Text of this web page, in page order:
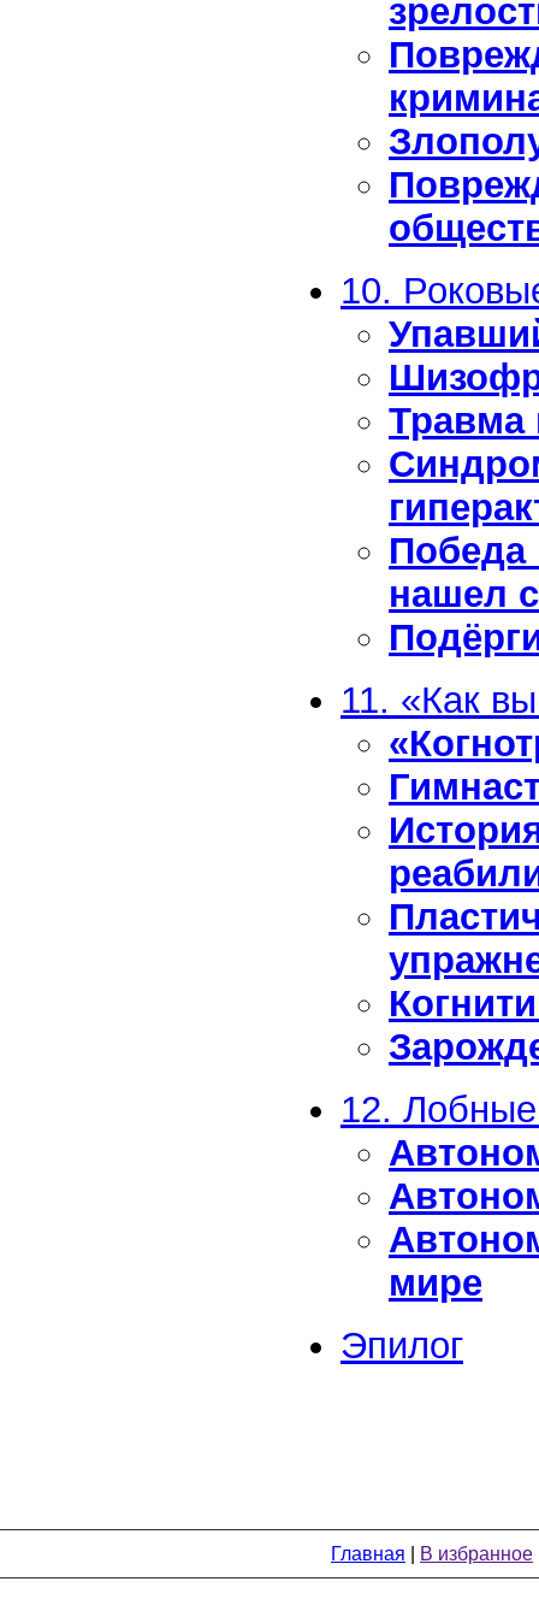
10.
Травма
Победа
нашел
11. «Как
12.
мире
Эпилог
Главная В избранное